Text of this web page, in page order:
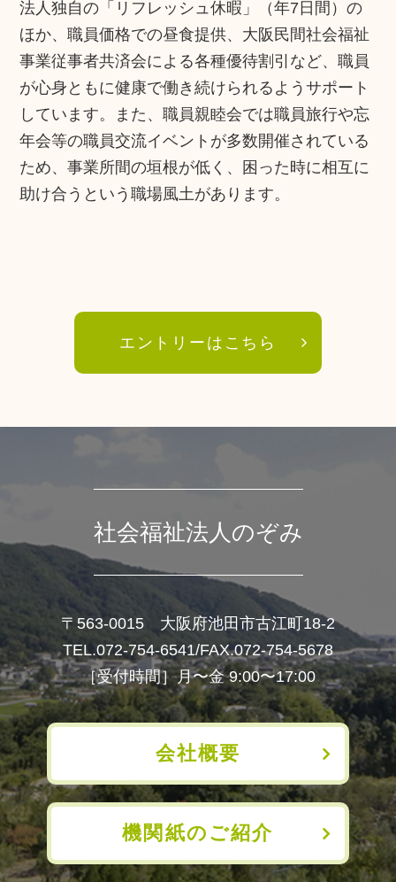
法人独自の「リフレッシュ休暇」（年7日間）の
ほか、職員価格での昼食提供、大阪民間社会福祉
事業従事者共済会による各種優待割引など、職員
が心身ともに健康で働き続けられるようサポート
しています。また、職員親睦会では職員旅行や忘
年会等の職員交流イベントが多数開催されている
ため、事業所間の垣根が低く、困った時に相互に
助け合うという職場風土があります。
エントリーはこちら
社会福祉法人のぞみ
〒563-0015 大阪府池田市古江町18-2
TEL.072-754-6541/FAX.072-754-5678
［受付時間］月〜金 9:00〜17:00
会社概要
機関紙のご紹介